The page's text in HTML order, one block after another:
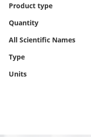
Product type
Quantity
All Scientific Names
Type
Units